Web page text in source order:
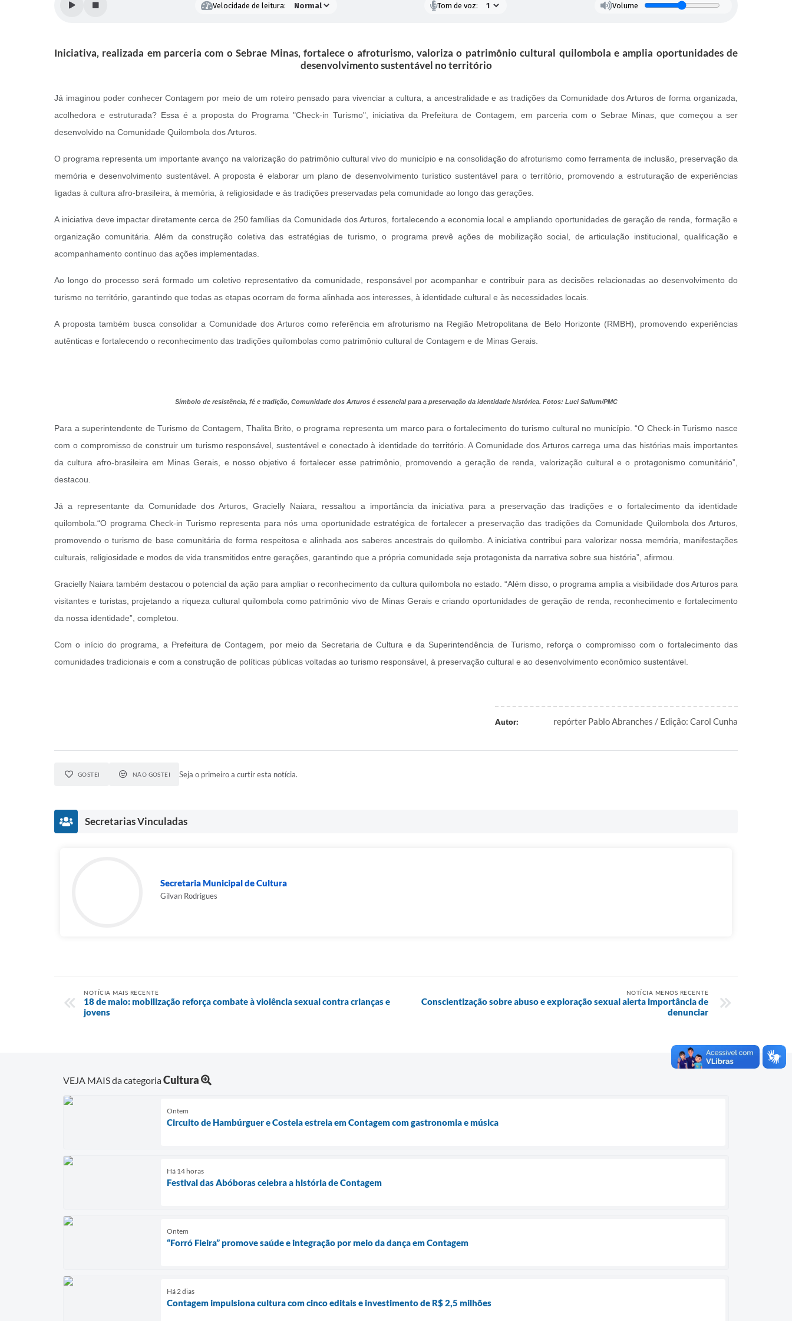
Velocidade de leitura: Tom de voz: Volume
Iniciativa, realizada em parceria com o Sebrae Minas, fortalece o afroturismo, valoriza o patrimônio cultural quilombola e amplia oportunidades de
desenvolvimento sustentável no território
Já imaginou poder conhecer Contagem por meio de um roteiro pensado para vivenciar a cultura, a ancestralidade e as tradições da Comunidade dos Arturos de forma organizada,
acolhedora e estruturada? Essa é a proposta do Programa "Check-in Turismo", iniciativa da Prefeitura de Contagem, em parceria com o Sebrae Minas, que começou a ser
desenvolvido na Comunidade Quilombola dos Arturos.
O programa representa um importante avanço na valorização do patrimônio cultural vivo do município e na consolidação do afroturismo como ferramenta de inclusão, preservação da
memória e desenvolvimento sustentável. A proposta é elaborar um plano de desenvolvimento turístico sustentável para o território, promovendo a estruturação de experiências
ligadas à cultura afro-brasileira, à memória, à religiosidade e às tradições preservadas pela comunidade ao longo das gerações.
A iniciativa deve impactar diretamente cerca de 250 famílias da Comunidade dos Arturos, fortalecendo a economia local e ampliando oportunidades de geração de renda, formação e
organização comunitária. Além da construção coletiva das estratégias de turismo, o programa prevê ações de mobilização social, de articulação institucional, qualificação e
acompanhamento contínuo das ações implementadas.
Ao longo do processo será formado um coletivo representativo da comunidade, responsável por acompanhar e contribuir para as decisões relacionadas ao desenvolvimento do
turismo no território, garantindo que todas as etapas ocorram de forma alinhada aos interesses, à identidade cultural e às necessidades locais.
A proposta também busca consolidar a Comunidade dos Arturos como referência em afroturismo na Região Metropolitana de Belo Horizonte (RMBH), promovendo experiências
autênticas e fortalecendo o reconhecimento das tradições quilombolas como patrimônio cultural de Contagem e de Minas Gerais.
Símbolo de resistência, fé e tradição, Comunidade dos Arturos é essencial para a preservação da identidade histórica. Fotos: Luci Sallum/PMC
Para a superintendente de Turismo de Contagem, Thalita Brito, o programa representa um marco para o fortalecimento do turismo cultural no município.“O Check-in Turismo nasce
com o compromisso de construir um turismo responsável, sustentável e conectado à identidade do território. A Comunidade dos Arturos carrega uma das histórias mais importantes
da cultura afro-brasileira em Minas Gerais, e nosso objetivo é fortalecer esse patrimônio, promovendo a geração de renda, valorização cultural e o protagonismo comunitário”,
destacou.
Já a representante da Comunidade dos Arturos, Gracielly Naiara, ressaltou a importância da iniciativa para a preservação das tradições e o fortalecimento da identidade
quilombola. “O programa Check-in Turismo representa para nós uma oportunidade estratégica de fortalecer a preservação das tradições da Comunidade Quilombola dos Arturos,
promovendo o turismo de base comunitária de forma respeitosa e alinhada aos saberes ancestrais do quilombo. A iniciativa contribui para valorizar nossa memória, manifestações
culturais, religiosidade e modos de vida transmitidos entre gerações, garantindo que a própria comunidade seja protagonista da narrativa sobre sua história”, afirmou.
Gracielly Naiara também destacou o potencial da ação para ampliar o reconhecimento da cultura quilombola no estado. “Além disso, o programa amplia a visibilidade dos Arturos para
visitantes e turistas, projetando a riqueza cultural quilombola como patrimônio vivo de Minas Gerais e criando oportunidades de geração de renda, reconhecimento e fortalecimento
da nossa identidade”, completou.
Com o início do programa, a Prefeitura de Contagem, por meio da Secretaria de Cultura e da Superintendência de Turismo, reforça o compromisso com o fortalecimento das
comunidades tradicionais e com a construção de políticas públicas voltadas ao turismo responsável, à preservação cultural e ao desenvolvimento econômico sustentável.
Autor: repórter Pablo Abranches / Edição: Carol Cunha
GOSTEI NÃO GOSTEI Seja o primeiro a curtir esta notícia.
Secretarias Vinculadas
Secretaria Municipal de Cultura
Gilvan Rodrigues
NOTÍCIA MAIS RECENTE
18 de maio: mobilização reforça combate à violência sexual contra crianças e
jovens
NOTÍCIA MENOS RECENTE
Conscientização sobre abuso e exploração sexual alerta importância de
denunciar
VEJA MAIS da categoriaCultura
Ontem
Circuito de Hambúrguer e Costela estreia em Contagem com gastronomia e música
Há 14 horas
Festival das Abóboras celebra a história de Contagem
Ontem
“Forró Fieira” promove saúde e integração por meio da dança em Contagem
Há 2 dias
Contagem impulsiona cultura com cinco editais e investimento de R$ 2,5 milhões